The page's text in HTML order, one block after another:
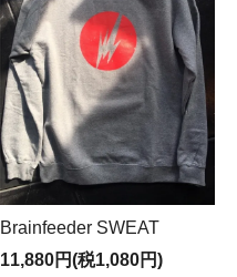
Brainfeeder SWEAT
11,880円(税1,080円)